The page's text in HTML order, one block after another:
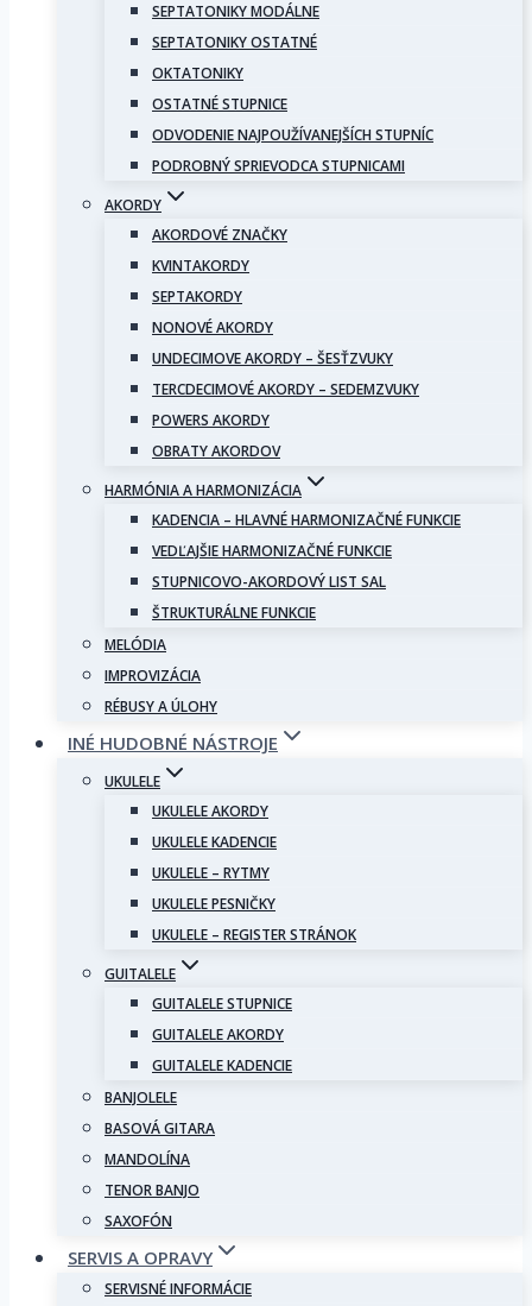
SEPTATONIKY MODÁLNE
SEPTATONIKY OSTATNÉ
OKTATONIKY
OSTATNÉ STUPNICE
ODVODENIE NAJPOUŽÍVANEJŠÍCH STUPNÍC
PODROBNÝ SPRIEVODCA STUPNICAMI
AKORDY
AKORDOVÉ ZNAČKY
KVINTAKORDY
SEPTAKORDY
NONOVÉ AKORDY
UNDECIMOVE AKORDY – ŠESŤZVUKY
TERCDECIMOVÉ AKORDY – SEDEMZVUKY
POWERS AKORDY
OBRATY AKORDOV
HARMÓNIA A HARMONIZÁCIA
KADENCIA – HLAVNÉ HARMONIZAČNÉ FUNKCIE
VEDĽAJŠIE HARMONIZAČNÉ FUNKCIE
STUPNICOVO-AKORDOVÝ LIST SAL
ŠTRUKTURÁLNE FUNKCIE
MELÓDIA
IMPROVIZÁCIA
RÉBUSY A ÚLOHY
INÉ HUDOBNÉ NÁSTROJE
UKULELE
UKULELE AKORDY
UKULELE KADENCIE
UKULELE – RYTMY
UKULELE PESNIČKY
UKULELE – REGISTER STRÁNOK
GUITALELE
GUITALELE STUPNICE
GUITALELE AKORDY
GUITALELE KADENCIE
BANJOLELE
BASOVÁ GITARA
MANDOLÍNA
TENOR BANJO
SAXOFÓN
SERVIS A OPRAVY
SERVISNÉ INFORMÁCIE